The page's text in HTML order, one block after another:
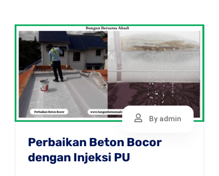
By admin
Perbaikan Beton Bocor
dengan Injeksi PU